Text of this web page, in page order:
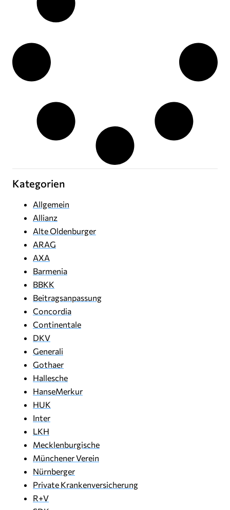
Kategorien
Allgemein
Allianz
Alte Oldenburger
ARAG
AXA
Barmenia
BBKK
Beitragsanpassung
Concordia
Continentale
DKV
Generali
Gothaer
Hallesche
HanseMerkur
HUK
Inter
LKH
Mecklenburgische
Münchener Verein
Nürnberger
Private Krankenversicherung
R+V